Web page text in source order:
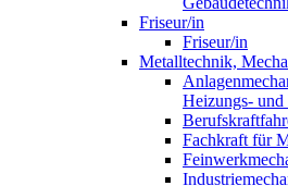
Friseur/in
Friseur/in
Metalltechnik,
Heizungs-
Fachkraft für